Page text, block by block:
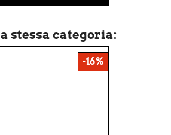
stessa categoria:
-16%